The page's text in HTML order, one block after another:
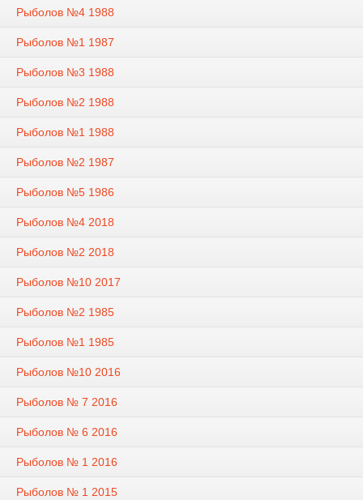
Рыболов №4 1988
Рыболов №1 1987
Рыболов №3 1988
Рыболов №2 1988
Рыболов №1 1988
Рыболов №2 1987
Рыболов №5 1986
Рыболов №4 2018
Рыболов №2 2018
Рыболов №10 2017
Рыболов №2 1985
Рыболов №1 1985
Рыболов №10 2016
Рыболов № 7 2016
Рыболов № 6 2016
Рыболов № 1 2016
Рыболов № 1 2015